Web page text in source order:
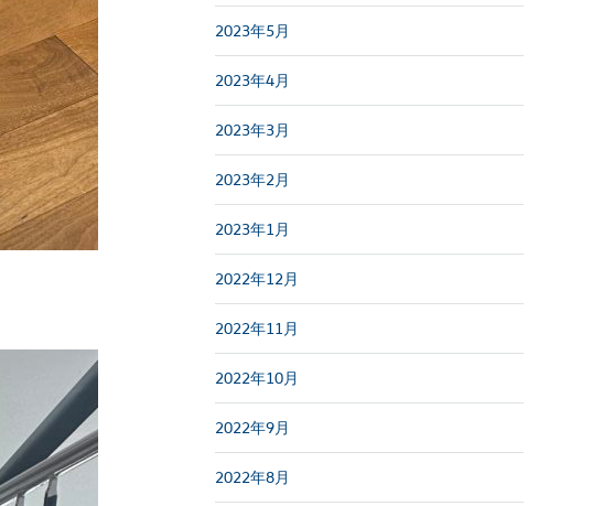
2023年5月
2023年4月
2023年3月
2023年2月
2023年1月
2022年12月
2022年11月
2022年10月
2022年9月
2022年8月